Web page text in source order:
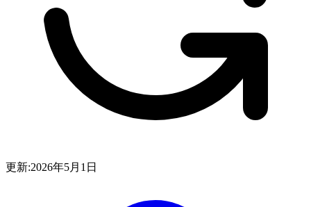
更新:2026年5月1日